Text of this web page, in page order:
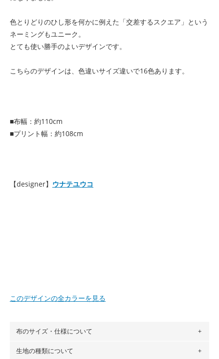
色とりどりのひし形を何かに例えた「交差するスクエア」という
ネーミングもユニーク。
とても使い勝手のよいデザインです。
こちらのデザインは、色違いサイズ違いで16色あります。
■布幅：約110cm
■プリント幅：約108cm
【designer】 ウナテユウコ
このデザインの全カラーを見る
布のサイズ・仕様について
布の長さは50cm単位での販売になります。
生地の種類について